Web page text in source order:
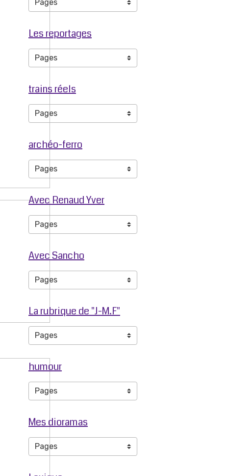
Les reportages
trains réels
archéo-ferro
Avec Renaud Yver
Avec Sancho
La rubrique de "J-M.F"
humour
Mes dioramas